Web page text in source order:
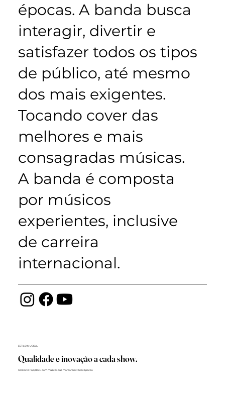
épocas. A banda busca
interagir, divertir e
satisfazer todos os tipos
de público, até mesmo
dos mais exigentes.
Tocando cover das
melhores e mais
consagradas músicas.
A banda é composta
por músicos
experientes, inclusive
de carreira
internacional.
Qualidade e inovação a cada show.
ESTILO MUSICAL
Contexto Pop/Rock com músicas que marcaram várias épocas.